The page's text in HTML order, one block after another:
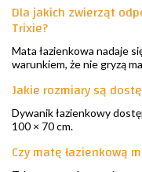
Dla jakich zwierząt
Trixie?
Mata łazienkowa nadaje
warunkiem, że nie gryzą
Jakie rozmiary są
Dywanik łazienkowy
100 × 70 cm.
Czy matę łazienkową